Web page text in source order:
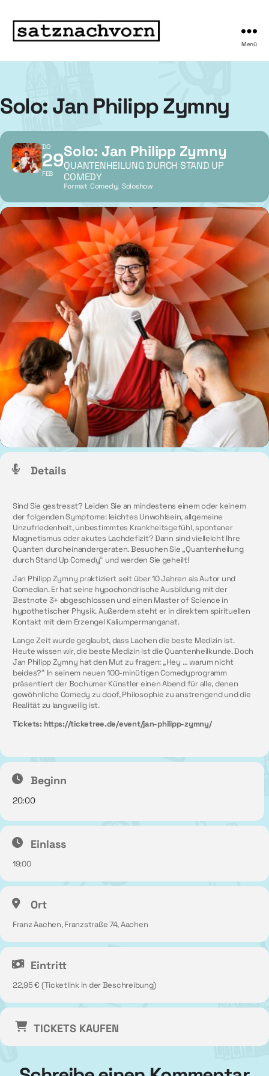
Menü
Solo: Jan Philipp Zymny
DO
29
FEB
Solo: Jan Philipp Zymny
QUANTENHEILUNG DURCH STAND UP
COMEDY
Format Comedy, Soloshow
Details
Sind Sie gestresst? Leiden Sie an mindestens einem oder keinem
der folgenden Symptome: leichtes Unwohlsein, allgemeine
Unzufriedenheit, unbestimmtes Krankheitsgefühl, spontaner
Magnetismus oder akutes Lachdefizit? Dann sind vielleicht Ihre
Quanten durcheinandergeraten. Besuchen Sie „Quantenheilung
durch Stand Up Comedy“ und werden Sie geheilt!
Jan Philipp Zymny praktiziert seit über 10 Jahren als Autor und
Comedian. Er hat seine hypochondrische Ausbildung mit der
Bestnote 3+ abgeschlossen und einen Master of Science in
hypothetischer Physik. Außerdem steht er in direktem spirituellen
Kontakt mit dem Erzengel Kaliumpermanganat.
Lange Zeit wurde geglaubt, dass Lachen die beste Medizin ist.
Heute wissen wir, die beste Medizin ist die Quantenheilkunde. Doch
Jan Philipp Zymny hat den Mut zu fragen: „Hey … warum nicht
beides?“ In seinem neuen 100-minütigen Comedyprogramm
präsentiert der Bochumer Künstler einen Abend für alle, denen
gewöhnliche Comedy zu doof, Philosophie zu anstrengend und die
Realität zu langweilig ist.
Tickets: https://ticketree.de/event/jan-philipp-zymny/
Beginn
20:00
Einlass
19:00
Ort
Franz Aachen, Franzstraße 74, Aachen
Eintritt
22,95 € (Ticketlink in der Beschreibung)
TICKETS KAUFEN